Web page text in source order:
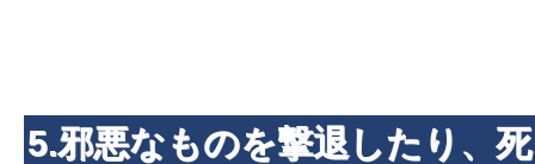
5.邪悪なものを撃退したり、